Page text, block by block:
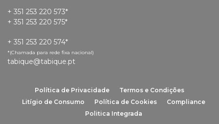
+ 351 253 220 573*
+ 351 253 220 575*
+ 351 253 220 574*
*(Chamada para rede fixa nacional)
tabique@tabique.pt
Política de Privacidade
Termos e Condições
Litígio de Consumo
Política de Cookies
Compliance
Politica Integrada